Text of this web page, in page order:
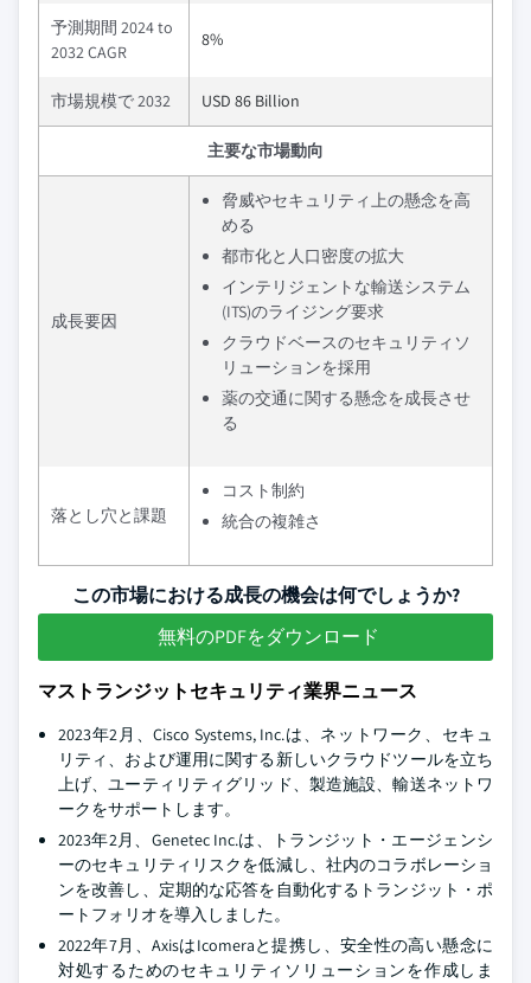
予測期間 2024 to
2032 CAGR
8%
市場規模で 2032 USD 86 Billion
主要な市場動向
成長要因
脅威やセキュリティ上の懸念を高
める
都市化と人口密度の拡大
インテリジェントな輸送システム
(ITS)のライジング要求
クラウドベースのセキュリティソ
リューションを採用
薬の交通に関する懸念を成長させ
る
落とし穴と課題
コスト制約
統合の複雑さ
この市場における成長の機会は何でしょうか?
無料のPDFをダウンロード
マストランジットセキュリティ業界ニュース
2023年2月、Cisco Systems, Inc.は、ネットワーク、セキュ
リティ、および運用に関する新しいクラウドツールを立ち
上げ、ユーティリティグリッド、製造施設、輸送ネットワ
ークをサポートします。
2023年2月、Genetec Inc.は、トランジット・エージェンシ
ーのセキュリティリスクを低減し、社内のコラボレーショ
ンを改善し、定期的な応答を自動化するトランジット・ポ
ートフォリオを導入しました。
2022年7月、AxisはIcomeraと提携し、安全性の高い懸念に
対処するためのセキュリティソリューションを作成しま